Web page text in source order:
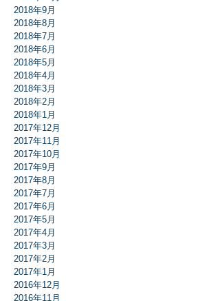
2018年9月
2018年8月
2018年7月
2018年6月
2018年5月
2018年4月
2018年3月
2018年2月
2018年1月
2017年12月
2017年11月
2017年10月
2017年9月
2017年8月
2017年7月
2017年6月
2017年5月
2017年4月
2017年3月
2017年2月
2017年1月
2016年12月
2016年11月